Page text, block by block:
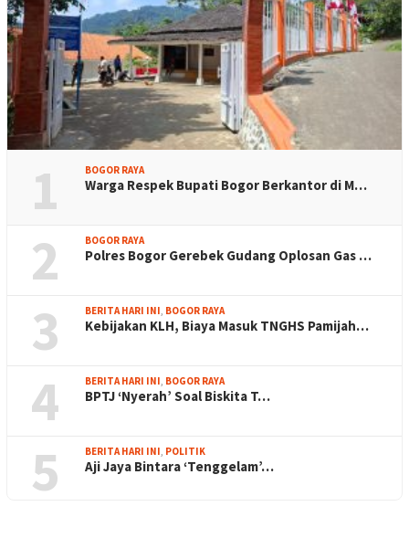
1 BOGOR RAYA
Warga Respek Bupati Bogor Berkantor di M…
2 BOGOR RAYA
Polres Bogor Gerebek Gudang Oplosan Gas …
3 BERITA HARI INI BOGOR RAYA
Kebijakan KLH, Biaya Masuk TNGHS Pamijah…
4 BERITA HARI INI BOGOR RAYA
BPTJ ‘Nyerah’ Soal Biskita T…
5 BERITA HARI INI POLITIK
Aji Jaya Bintara ‘Tenggelam’…